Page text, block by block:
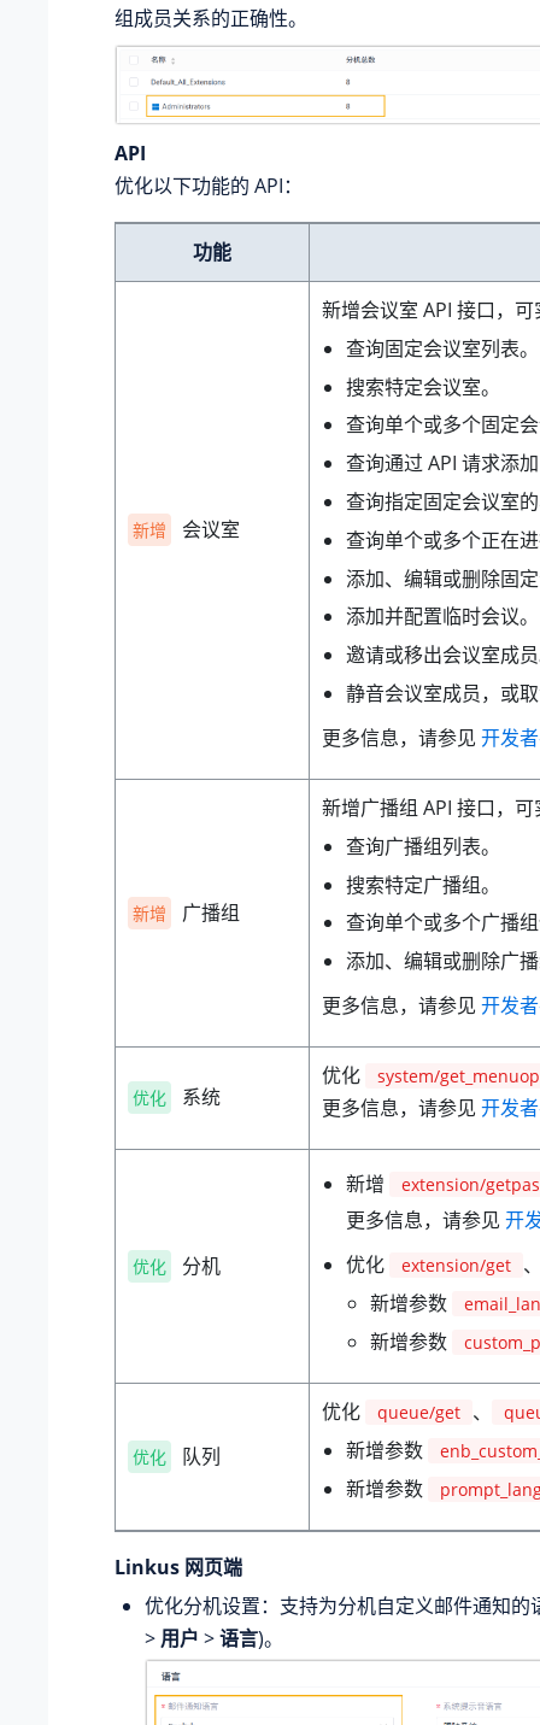
组成员关系的正确性。
API
优化以下功能的 API：
功能
新增 会议室
新增会议室 API 接口，
查询固定会议室列表。
搜索特定会议室。
查询单个或多个固定
查询通过 API 请求添
查询指定固定会议室
查询单个或多个正在
添加、编辑或删除固
添加并配置临时会议。
邀请或移出会议室成
静音会议室成员，或
更多信息，请参见 开发
新增 广播组
新增广播组 API 接口，
查询广播组列表。
搜索特定广播组。
查询单个或多个广播
添加、编辑或删除广
更多信息，请参见 开发
优化 系统
优化 system/
更多信息，请参见 开发
优化 分机
新增 extension/
更多信息，请参见 开
优化
extension/get
新增参数
新增参数
优化 队列
优化 queue/get 、
新增参数
新增参数
Linkus 网页端
优化分机设置：支持为分机自定义邮件通知的
> 用户 >语言)。